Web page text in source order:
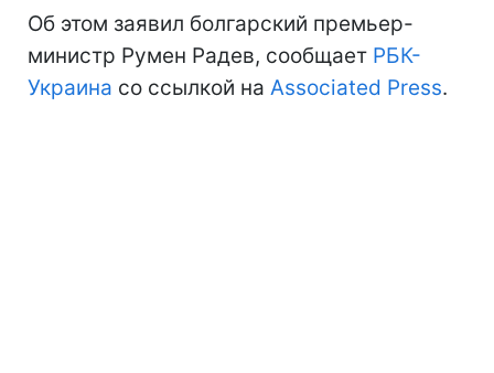
Об этом заявил болгарский премьер-
министр Румен Радев, сообщает РБК-
Украина со ссылкой на Associated Press.